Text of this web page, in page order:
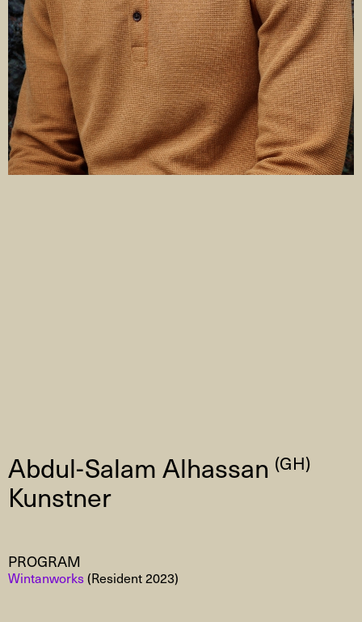
Abdul-Salam Alhassan (GH)
Kunstner
PROGRAM
Wintanworks(Resident 2023)